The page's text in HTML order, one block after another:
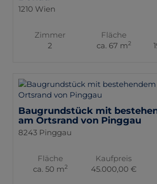
1210 Wien
Zimmer
2
Fläche
ca. 67 m2
Baugrundstück mit
am Ortsrand von Pinggau
8243 Pinggau
Fläche
ca. 50 m2
Kaufpreis
45.000,00 €